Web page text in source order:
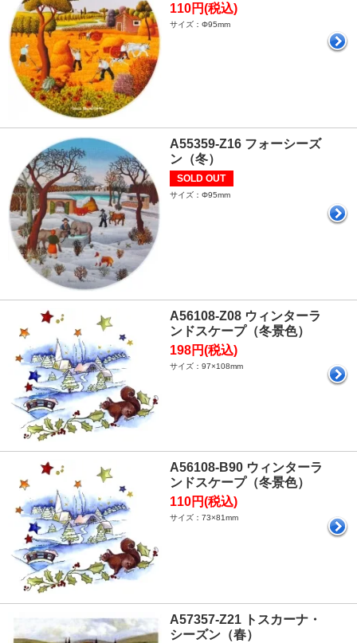
110円(税込)
サイズ：Φ95mm
A55359-Z16 フォーシーズ
ン（冬）
SOLD OUT
サイズ：Φ95mm
A56108-Z08 ウィンターラ
ンドスケープ（冬景色）
198円(税込)
サイズ：97×108mm
A56108-B90 ウィンターラ
ンドスケープ（冬景色）
110円(税込)
サイズ：73×81mm
A57357-Z21 トスカーナ・
シーズン（春）